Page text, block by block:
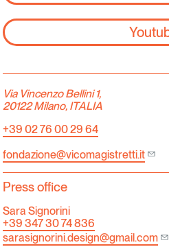
Via Vincenzo Bellini 1,
20122 Milano, ITALIA
+39 02 76 00 29 64
fondazione@vicomagistretti.it
Press office
Sara Signorini
+39 347 30 74 836
sarasignorini.design@gmail.com